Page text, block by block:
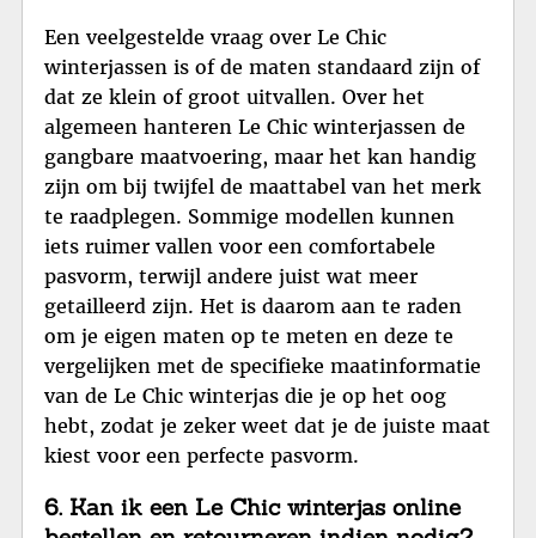
Een veelgestelde vraag over Le Chic
winterjassen is of de maten standaard zijn of
dat ze klein of groot uitvallen. Over het
algemeen hanteren Le Chic winterjassen de
gangbare maatvoering, maar het kan handig
zijn om bij twijfel de maattabel van het merk
te raadplegen. Sommige modellen kunnen
iets ruimer vallen voor een comfortabele
pasvorm, terwijl andere juist wat meer
getailleerd zijn. Het is daarom aan te raden
om je eigen maten op te meten en deze te
vergelijken met de specifieke maatinformatie
van de Le Chic winterjas die je op het oog
hebt, zodat je zeker weet dat je de juiste maat
kiest voor een perfecte pasvorm.
6. Kan ik een Le Chic winterjas online